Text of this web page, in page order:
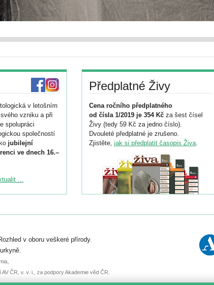
v letošním
vzniku a při
spolupráci
společností
jubilejní
ve dnech 16.–
konferenci
do 6. září.
nebo
...
Předplatné Živy
Cena ročního předplatného
od čísla 1/2019 je 354 Kč za šest čísel
Živy (tedy 59 Kč za jedno číslo).
Dvouleté předplatné je zrušeno.
Zjistěte, jak si předplatit časopis Živa.
v oboru veškeré přírody.
ČR, v. v. i., za podpory Akademie věd ČR.